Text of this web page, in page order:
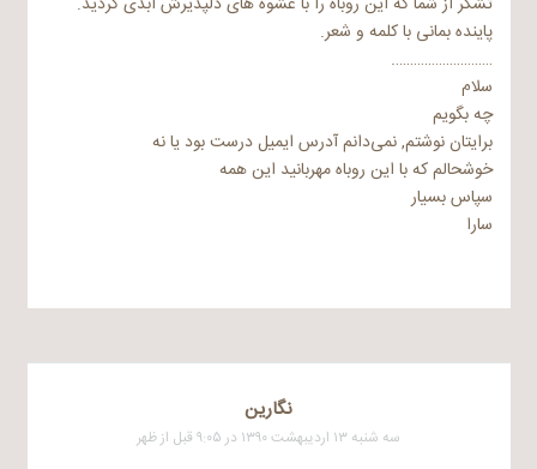
پاینده بمانی با کلمه و شعر.
……………………….
سلام
چه بگویم
برایتان نوشتم, نمی‌دانم آدرس ایمیل درست بود یا نه
خوش‍حالم که با این روباه مهربانید این همه
سپاس بسیار
سارا
نگارین
سه شنبه ۱۳ اردیبهشت ۱۳۹۰ در ۹:۰۵ قبل از ظهر